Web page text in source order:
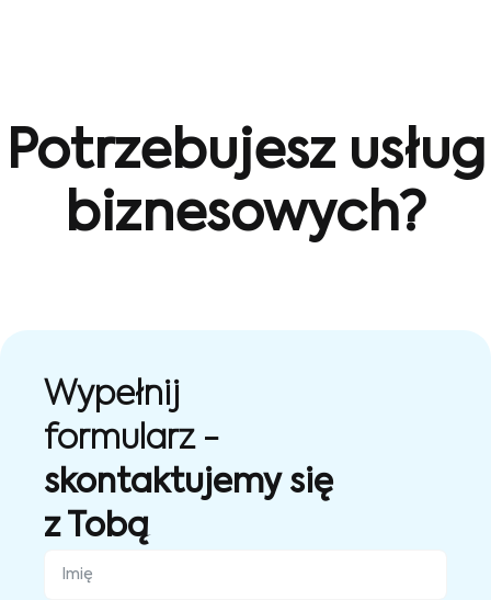
Potrzebujesz usług
biznesowych?
Wypełnij
formularz -
skontaktujemy się
z Tobą